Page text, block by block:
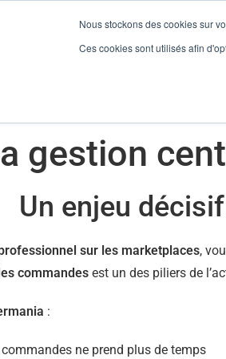
Nous stockons des cookies sur
Ces cookies sont utilisés afin
gestion
Un enjeu
sur les marketplaces,
commandes est un des piliers de
:
ne prend plus de temps